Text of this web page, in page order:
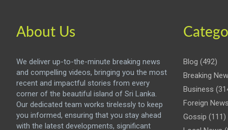
About Us
We deliver up-to-the-minute breaking news
and compelling videos, bringing you the most
recent and impactful stories from every
corner of the beautiful island of Sri Lanka.
Our dedicated team works tirelessly to keep
you informed, ensuring that you stay ahead
with the latest developments, significant
Blog (492)
Breaking
Business
Foreign News
Gossip (111)